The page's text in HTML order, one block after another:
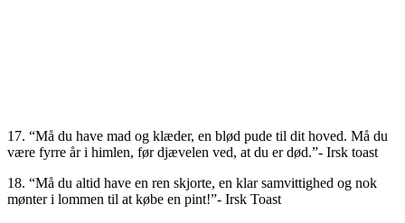
17. “Må du have mad og klæder, en blød pude til dit hoved. Må du
være fyrre år i himlen, før djævelen ved, at du er død.”- Irsk toast
18. “Må du altid have en ren skjorte, en klar samvittighed og nok
mønter i lommen til at købe en pint!”- Irsk Toast